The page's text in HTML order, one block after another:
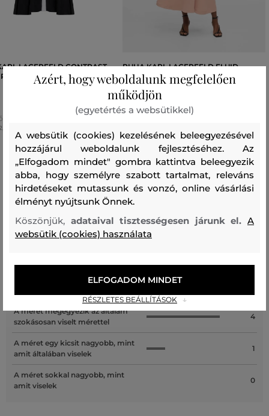
LAGERFELD CONTRAST
DRESS
138 990 Ft
méretek:
RUHA KARL LAGERFELD FLUID
OCCASION DRESS
Recenziók
ÜGYFELEINKNEK ÁLTAL ÉRTÉKELT MÉRETEK
A méret egy kicsit kisebb, mint
A méret megegyezik az általam
szokásosan viselt mérettel
4
A méret egy kicsit nagyobb, mint
amit általában viselek
1
A méret sokkal nagyobb, mint
amit viselek
0
Azért, hogy weboldalunk megfelelően
működjön
(egyetértés a websütikkel)
A websütik (cookies) kezelésének beleegyezésével
hozzájárul weboldalunk fejlesztéséhez. Az
„Elfogadom mindet" gombra kattintva beleegyezik
abba, hogy személyre szabott tartalmat, releváns
hirdetéseket mutassunk és vonzó, online vásárlási
élményt nyújtsunk Önnek.
Köszönjük, adataival tisztességesen járunk el.A
websütik (cookies) használata
RÉSZLETES BEÁLLÍTÁSOK
ELFOGADOM MINDET